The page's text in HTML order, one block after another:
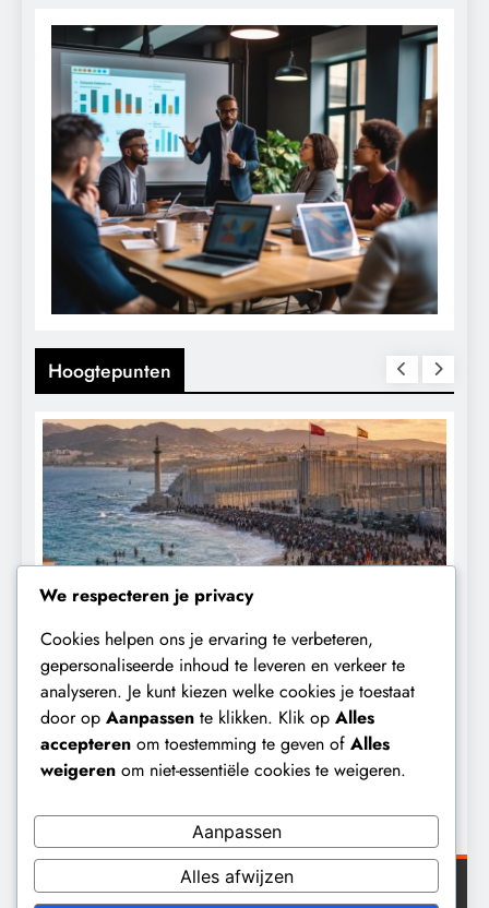
Hoogtepunten
CONTROLE GEOPOLITIEK
De Realiteit aan de Grens van Ceuta:
Boots on the Ground.
9 maanden geleden
We respecteren je privacy
Cookies helpen ons je ervaring te verbeteren,
gepersonaliseerde inhoud te leveren en verkeer te
analyseren. Je kunt kiezen welke cookies je toestaat
door op Aanpassen te klikken. Klik op Alles
accepteren om toestemming te geven of Alles
weigeren om niet-essentiële cookies te weigeren.
Aanpassen
Alles afwijzen